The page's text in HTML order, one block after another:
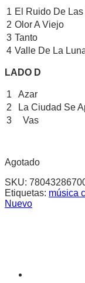
1 El Ruido De
2 Olor A Viejo
3 Tanto
4 Valle De La
LADO D
1
Azar
2
La Ciudad Se
3
Vas
Agotado
SKU:
Etiquetas: música
Nuevo